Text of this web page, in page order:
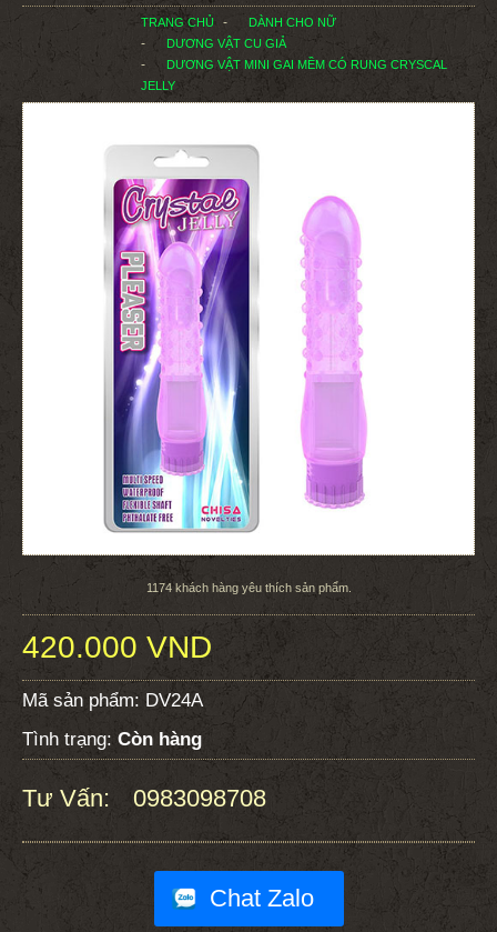
TRANG CHỦ
DÀNH CHO NỮ
DƯƠNG VẬT CU GIẢ
DƯƠNG VẬT MINI GAI MỀM CÓ RUNG CRYSCAL
JELLY
1174 khách hàng yêu thích sản phẩm.
420.000 VND
Mã sản phẩm: DV24A
Tình trạng: Còn hàng
Tư Vấn: 0983098708
Chat Zalo